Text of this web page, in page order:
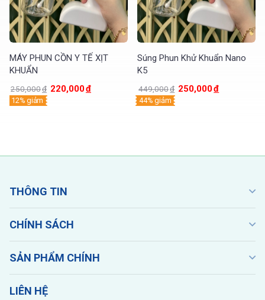
Phạm vi ứng dụng: Cho trẻ sơ sinh, trẻ em và người lớn
#SPO2, #máyđonồngđộoxitrongmáu, #đonhịptim.
#maydonongdooxytrongmau, #donhiptim
MÁY PHUN CỒN Y TẾ XỊT
KHUẨN
250,000đ 220,000đ
12% giảm
Súng Phun Khử Khuẩn Nano
K5
449,000đ 250,000đ
44% giảm
THÔNG TIN
CHÍNH SÁCH
SẢN PHẨM CHÍNH
LIÊN HỆ